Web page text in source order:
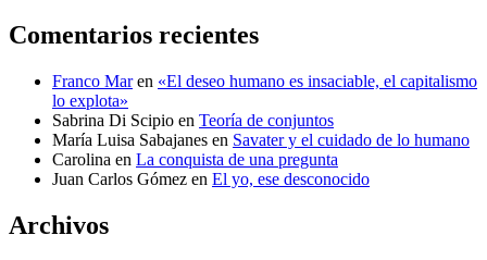
Comentarios recientes
Franco Maren «El deseo humano es insaciable, el capitalismo
lo explota»
Sabrina Di Scipio en Teoría de conjuntos
María Luisa Sabajanes en Savater y el cuidado de lo humano
Carolina en La conquista de una pregunta
Juan Carlos Gómez en El yo, ese desconocido
Archivos